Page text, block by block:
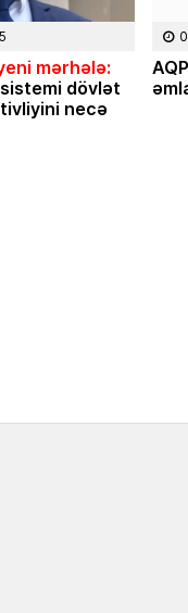
mərhələ:
dövlət
necə
Rəsmiyyə
Ayıq
üzrə bitirib.